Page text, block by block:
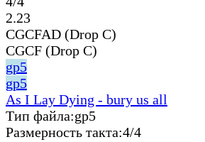
2.23
CGCFAD (Drop C)
CGCF (Drop C)
gp5
gp5
As I Lay Dying - bury us all
Тип файла:gp5
Размерность такта:4/4